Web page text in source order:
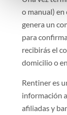
o manual) en
genera un
para
recibirás el
domicilio o
Rentiner es
información
afiliadas y